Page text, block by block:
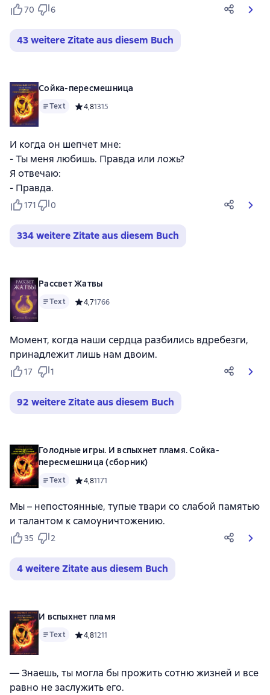
70 6
43 weitere Zitate aus diesem Buch
Сойка-пересмешница
Text Средний рейтинг 4,8 на основе 1315 оценок
4,81315
И когда он шепчет мне:
- Ты меня любишь. Правда или ложь?
Я отвечаю:
- Правда.
171 0
334 weitere Zitate aus diesem Buch
Рассвет Жатвы
Text Средний рейтинг 4,7 на основе 1766 оценок
4,71766
Момент, когда наши сердца разбились вдребезги,
принадлежит лишь нам двоим.
17 1
92 weitere Zitate aus diesem Buch
Голодные игры. И вспыхнет пламя. Сойка-
пересмешница (сборник)
Text Средний рейтинг 4,8 на основе 1171 оценок
4,81171
Мы – непостоянные, тупые твари со слабой памятью
и талантом к самоуничтожению.
35 2
4 weitere Zitate aus diesem Buch
И вспыхнет пламя
Text Средний рейтинг 4,8 на основе 1211 оценок
4,81211
— Знаешь, ты могла бы прожить сотню жизней и все
равно не заслужить его.